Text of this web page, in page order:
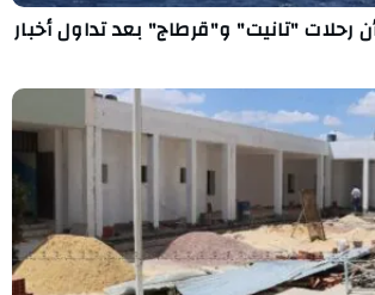
"تانيت" و"قرطاج" بعد تداول أخبار